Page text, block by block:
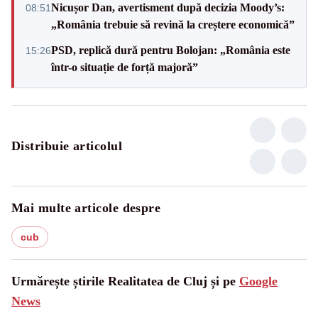
08:51Nicușor Dan, avertisment după decizia Moody’s:
„România trebuie să revină la creștere economică”
15:26PSD, replică dură pentru Bolojan: „România este
într-o situație de forță majoră”
Distribuie articolul
Mai multe articole despre
cub
Urmărește știrile Realitatea de Cluj și pe Google
News